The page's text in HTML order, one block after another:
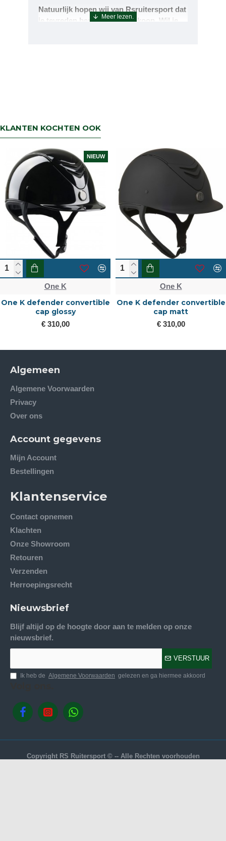
Natuurlijk hopen wij van Rsruitersport dat
je tevreden bent met uw aankoop. Wil je
KLANTEN KOCHTEN OOK
NIEUW
One K
One K defender convertible
cap glossy
€ 310,00
One K
One K defender convertible
cap matt
€ 310,00
Algemeen
Algemene Voorwaarden
Privacy
Over ons
Account gegevens
Mijn Account
Bestellingen
Klantenservice
Contact opnemen
Klachten
Onze Showroom
Retouren
Verzenden
Herroepingsrecht
Nieuwsbrief
Blijf altijd op de hoogte door aan te melden op onze
nieuwsbrief.
VERSTUUR
Ik heb de Algemene Voorwaarden gelezen en ga hiermee akkoord
Copyright RS Ruitersport © -- Alle Rechten voorhouden